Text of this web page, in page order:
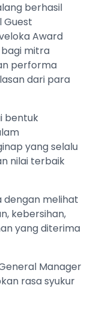
berhasil
Guest
Award
bagi mitra
performa
dari para
bentuk
yang selalu
nilai terbaik
dengan melihat
kebersihan,
yang diterima
Manager
rasa syukur